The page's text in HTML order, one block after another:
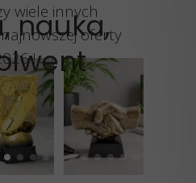
nauka,
wiele innych
oferty
!